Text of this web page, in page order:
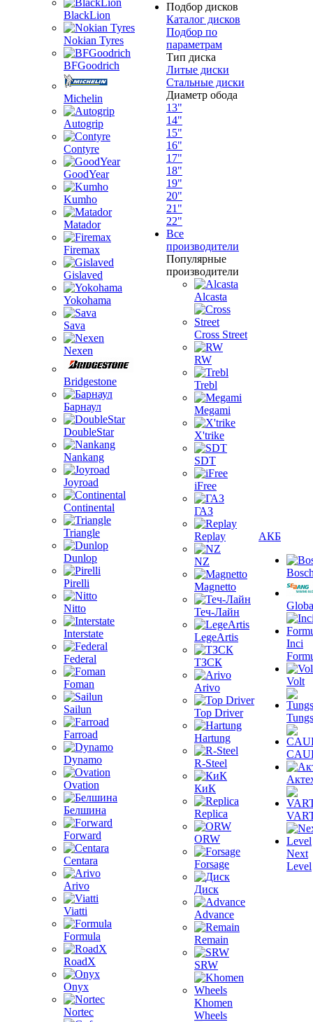
BlackLion
Nokian Tyres
BFGoodrich
Michelin
Autogrip
Contyre
GoodYear
Kumho
Matador
Firemax
Gislaved
Yokohama
Sava
Nexen
Bridgestone
Барнаул
DoubleStar
Nankang
Joyroad
Continental
Triangle
Dunlop
Pirelli
Nitto
Interstate
Federal
Foman
Sailun
Farroad
Dynamo
Ovation
Белшина
Forward
Centara
Arivo
Viatti
Formula
RoadX
Onyx
Nortec
Подбор дисков
Каталог дисков
Подбор по
параметрам
Тип диска
Литые диски
Стальные диски
Диаметр обода
13"
14"
15"
16"
17"
18"
19"
20"
21"
22"
Все
производители
Популярные
производители
Alcasta
Cross Street
RW
Trebl
Megami
X'trike
SDT
iFree
ГАЗ
Replay
NZ
Magnetto
Теч-Лайн
LegeArtis
ТЗСК
Arivo
Top Driver
Hartung
R-Steel
КиК
Replica
ORW
Forsage
Диск
Advance
Remain
SRW
Khomen
Wheels
АКБ
Inci
Volt
Next
Level